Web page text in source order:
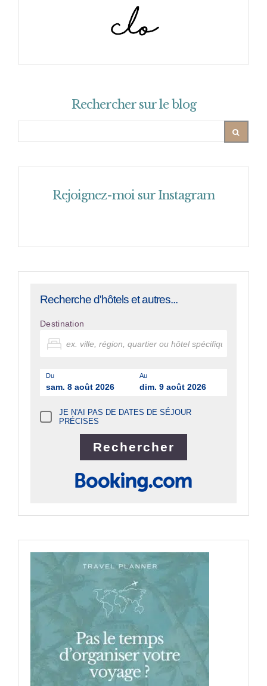
Rechercher sur le blog
Rejoignez-moi sur Instagram
Recherche d'hôtels et autres...
Destination
Du
sam. 8 août 2026
Au
dim. 9 août 2026
JE N'AI PAS DE DATES DE SÉJOUR
PRÉCISES